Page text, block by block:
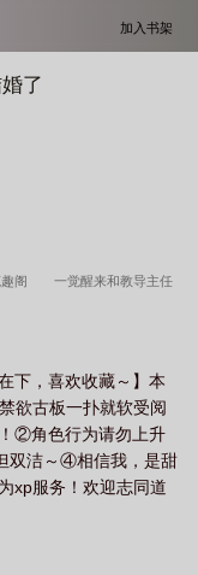
加入书架
了
阁 一觉醒来和教导主任
TXT 一觉醒来和教导主任
一觉醒来和教导主任结婚
和教导主任结婚了百度 一
结婚了番外百度 一觉醒来
下，喜欢收藏～】本
欲古板一扑就软受阅
②角色行为请勿上升
双洁～④相信我，是甜
xp服务！欢迎志同道
白短信。可惜发送之